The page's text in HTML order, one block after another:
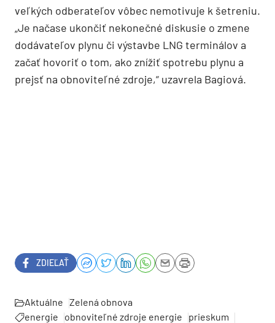
veľkých odberateľov vôbec nemotivuje k šetreniu.
„Je načase ukončiť nekonečné diskusie o zmene
dodávateľov plynu či výstavbe LNG terminálov a
začať hovoriť o tom, ako znížiť spotrebu plynu a
prejsť na obnoviteľné zdroje,“ uzavrela Bagiová.
ZDIEĽAŤ
Aktuálne Zelená obnova
energie
obnoviteľné zdroje energie
prieskum